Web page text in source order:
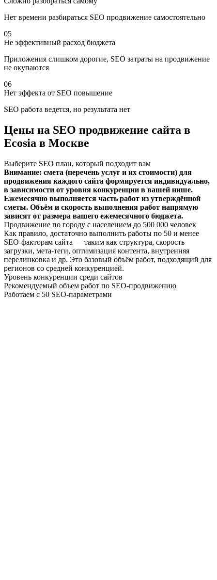
Нет времени разбираться SEO продвижение самостоятельно
05
Не эффективный расход бюджета
Приложения слишком дорогие, SEO затраты на продвижение
не окупаются
06
Нет эффекта от SEO повышение
SEO работа ведется, но результата нет
Цены на SEO продвижение сайта в
Ecosia в Москве
Выберите SEO план, который подходит вам
Внимание: смета (перечень услуг и их стоимости) для
продвижения каждого сайта формируется индивидуально,
в зависимости от уровня конкуренции в вашей нише.
Ежемесячно выполняется часть работ из утверждённой
сметы. Объём и скорость выполнения работ напрямую
зависят от размера вашего ежемесячного бюджета.
Продвижение по городу с населением до 500 000 человек
Как правило, достаточно выполнить работы по 50 и менее
SEO-факторам сайта — таким как структура, скорость
загрузки, мета-теги, оптимизация контента, внутренняя
перелинковка и др. Это базовый объём работ, подходящий для
регионов со средней конкуренцией.
Уровень конкуренции среди сайтов
Рекомендуемый объем работ по SEO-продвижению
Работаем с 50 SEO-параметрами